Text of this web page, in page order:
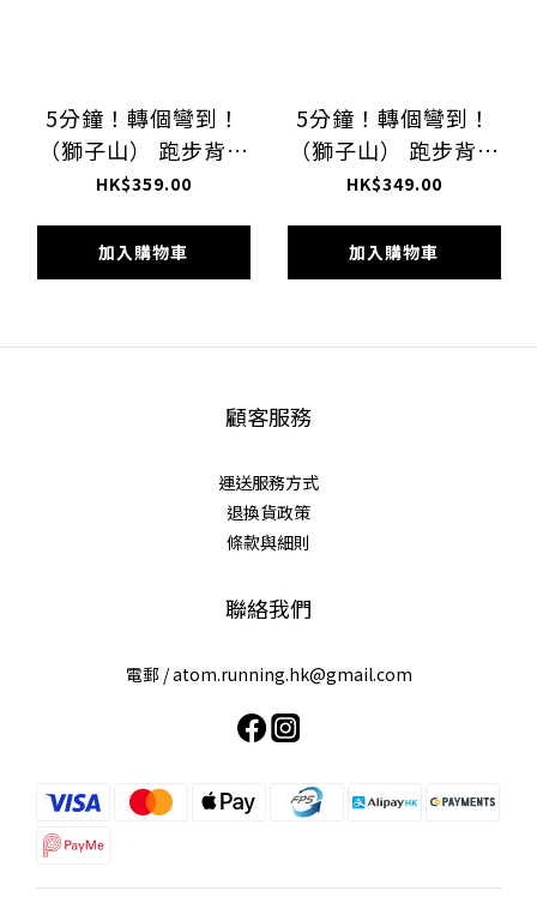
5分鐘！轉個彎到！
（獅子山） 跑步背心
（女裝）
HK$359.00
加入購物車
5分鐘！轉個彎到！
（獅子山） 跑步背心
(男裝）
HK$349.00
加入購物車
顧客服務
運送服務方式
退換貨政策
條款與細則
聯絡我們
電郵 /atom.running.hk@gmail.com